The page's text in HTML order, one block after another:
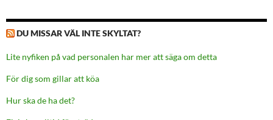
DU MISSAR VÄL INTE SKYLTAT?
Lite nyfiken på vad personalen har mer att säga om detta
För dig som gillar att köa
Hur ska de ha det?